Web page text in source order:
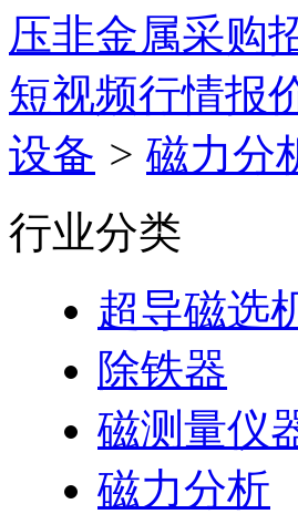
压非金属采购
短视频行情报
设备 > 磁力分
行业分类
超导磁选
除铁器
磁测量仪
磁力分析